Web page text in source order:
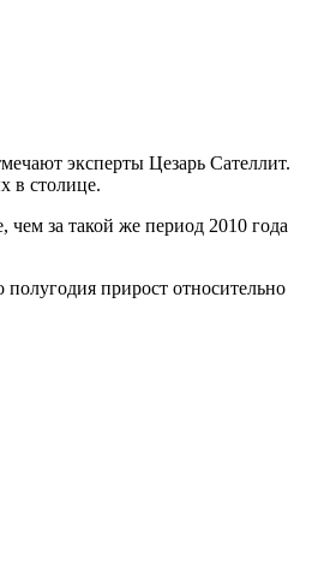
эксперты Цезарь Сателлит.
в столице.
за такой же период 2010 года
прирост относительно